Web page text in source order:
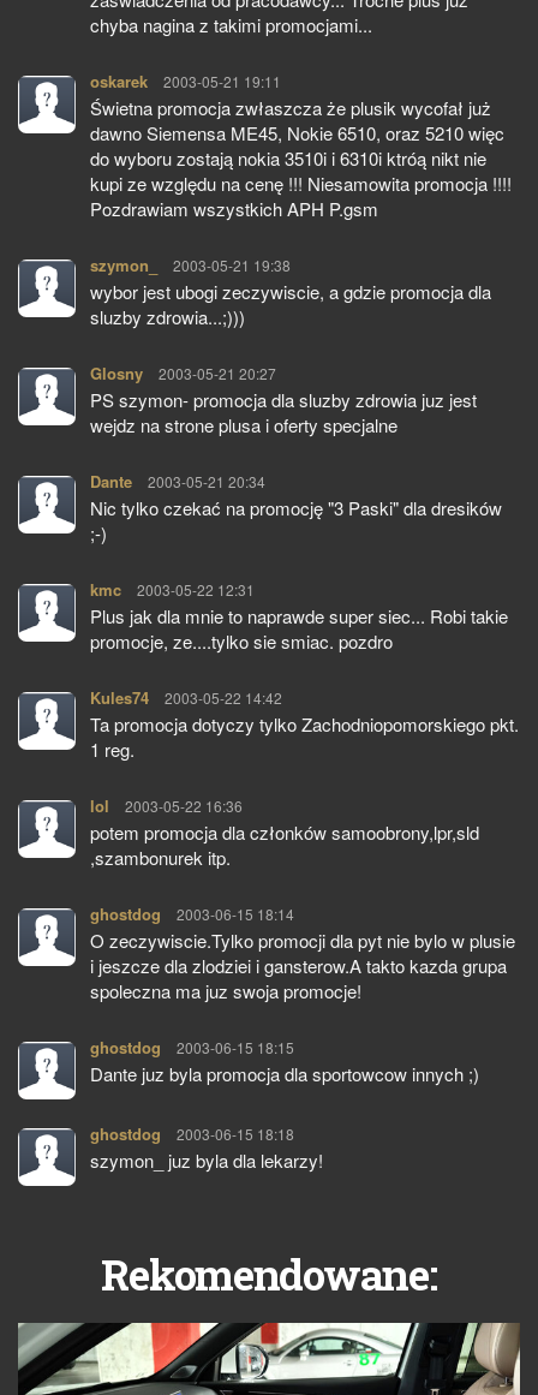
chyba nagina z takimi promocjami...
oskarek pisze:
2003-05-21 19:11
Świetna promocja zwłaszcza że plusik wycofał już
dawno Siemensa ME45, Nokie 6510, oraz 5210 więc
do wyboru zostają nokia 3510i i 6310i ktróą nikt nie
kupi ze względu na cenę !!! Niesamowita promocja !!!!
Pozdrawiam wszystkich APH P.gsm
szymon_ pisze:
2003-05-21 19:38
wybor jest ubogi zeczywiscie, a gdzie promocja dla
sluzby zdrowia...;)))
Glosny pisze:
2003-05-21 20:27
PS szymon- promocja dla sluzby zdrowia juz jest
wejdz na strone plusa i oferty specjalne
Dante pisze:
2003-05-21 20:34
Nic tylko czekać na promocję "3 Paski" dla dresików
;-)
kmc pisze:
2003-05-22 12:31
Plus jak dla mnie to naprawde super siec... Robi takie
promocje, ze....tylko sie smiac. pozdro
Kules74 pisze:
2003-05-22 14:42
Ta promocja dotyczy tylko Zachodniopomorskiego pkt.
1 reg.
lol pisze:
2003-05-22 16:36
potem promocja dla członków samoobrony,lpr,sld
,szambonurek itp.
ghostdog pisze:
2003-06-15 18:14
O zeczywiscie.Tylko promocji dla pyt nie bylo w plusie
i jeszcze dla zlodziei i gansterow.A takto kazda grupa
spoleczna ma juz swoja promocje!
ghostdog pisze:
2003-06-15 18:15
Dante juz byla promocja dla sportowcow innych ;)
ghostdog pisze:
2003-06-15 18:18
szymon_ juz byla dla lekarzy!
Rekomendowane: